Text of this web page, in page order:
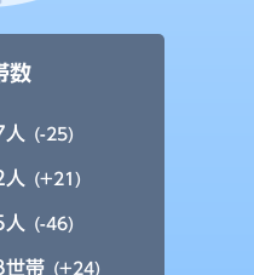
数
(-25)
(+21)
(-46)
帯 (+24)